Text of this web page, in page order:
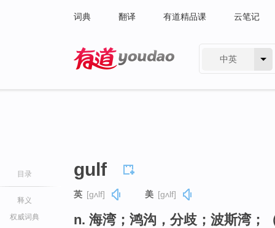
词典 翻译 有道精品课 云笔记
中英
目录
释义
权威词典
gulf
英 [ɡʌlf] 美 [ɡʌlf]
n. 海湾；鸿沟，分歧；波斯湾；